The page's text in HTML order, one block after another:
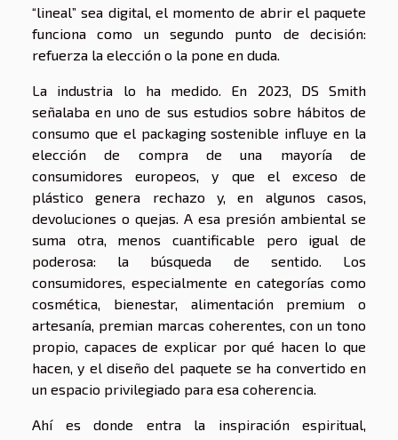
“lineal” sea digital, el momento de abrir el paquete
funciona como un segundo punto de decisión:
refuerza la elección o la pone en duda.
La industria lo ha medido. En 2023, DS Smith
señalaba en uno de sus estudios sobre hábitos de
consumo que el packaging sostenible influye en la
elección de compra de una mayoría de
consumidores europeos, y que el exceso de
plástico genera rechazo y, en algunos casos,
devoluciones o quejas. A esa presión ambiental se
suma otra, menos cuantificable pero igual de
poderosa: la búsqueda de sentido. Los
consumidores, especialmente en categorías como
cosmética, bienestar, alimentación premium o
artesanía, premian marcas coherentes, con un tono
propio, capaces de explicar por qué hacen lo que
hacen, y el diseño del paquete se ha convertido en
un espacio privilegiado para esa coherencia.
Ahí es donde entra la inspiración espiritual,